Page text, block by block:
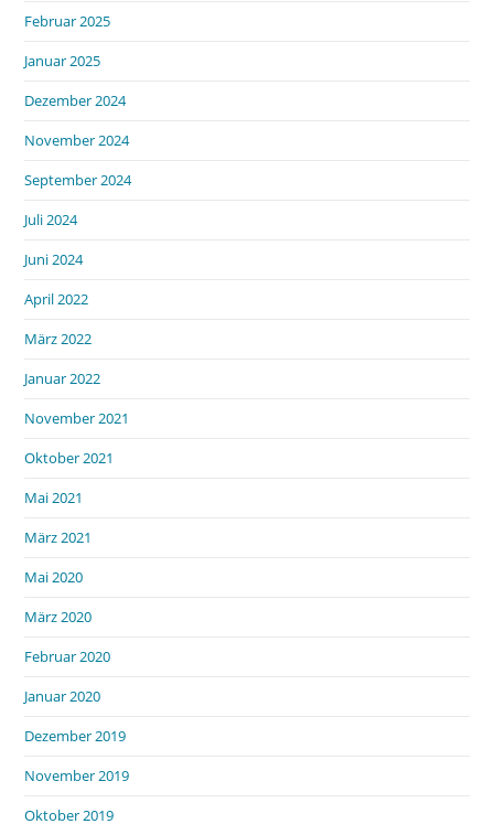
Februar 2025
Januar 2025
Dezember 2024
November 2024
September 2024
Juli 2024
Juni 2024
April 2022
März 2022
Januar 2022
November 2021
Oktober 2021
Mai 2021
März 2021
Mai 2020
März 2020
Februar 2020
Januar 2020
Dezember 2019
November 2019
Oktober 2019